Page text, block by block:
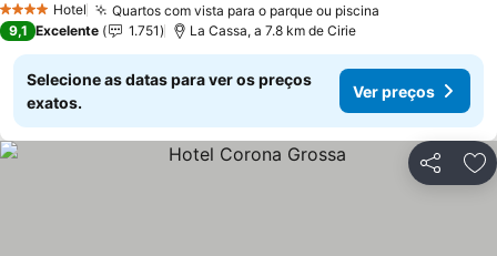
4 EstrelasHotel Quartos com vista para o parque ou piscina
9,1 Excelente 1.751 La Cassa, a 7.8 km de Cirie
Selecione as datas para ver os preços
exatos.
Ver preços
Partilhar